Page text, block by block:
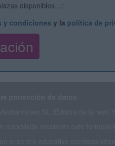
disponibles…:
y condiciones y la política de